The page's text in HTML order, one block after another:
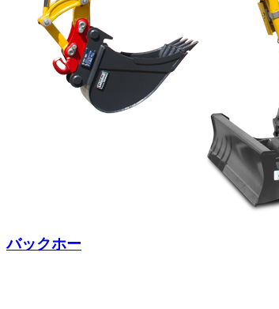
バックホー